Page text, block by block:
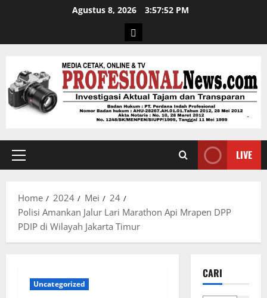
Agustus 8, 2026 3:57:53 PM
LIVE
Home 2024 Mei
24
Polisi Amankan Jalur Lari Marathon Api Mrapen DPP
PDIP di Wilayah Jakarta Timur
Uncategorized
CARI